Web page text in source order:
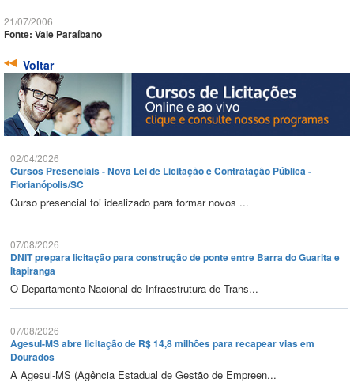
21/07/2006
Fonte: Vale Paraíbano
Voltar
02/04/2026
Cursos Presenciais - Nova Lei de Licitação e Contratação Pública -
Florianópolis/SC
Curso presencial foi idealizado para formar novos ...
07/08/2026
DNIT prepara licitação para construção de ponte entre Barra do Guarita e
Itapiranga
O Departamento Nacional de Infraestrutura de Trans...
07/08/2026
Agesul-MS abre licitação de R$ 14,8 milhões para recapear vias em
Dourados
A Agesul-MS (Agência Estadual de Gestão de Empreen...